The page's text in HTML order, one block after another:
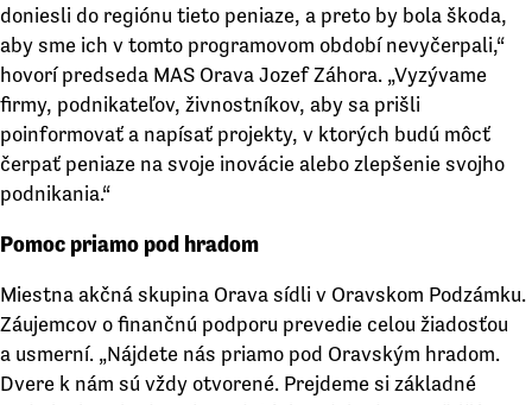
doniesli do regiónu tieto peniaze, a preto by bola škoda,
aby sme ich v tomto programovom období nevyčerpali,“
hovorí predseda MAS Orava Jozef Záhora. „Vyzývame
firmy, podnikateľov, živnostníkov, aby sa prišli
poinformovať a napísať projekty, v ktorých budú môcť
čerpať peniaze na svoje inovácie alebo zlepšenie svojho
podnikania.“
Pomoc priamo pod hradom
Miestna akčná skupina Orava sídli v Oravskom Podzámku.
Záujemcov o finančnú podporu prevedie celou žiadosťou
a usmerní. „Nájdete nás priamo pod Oravským hradom.
Dvere k nám sú vždy otvorené. Prejdeme si základné